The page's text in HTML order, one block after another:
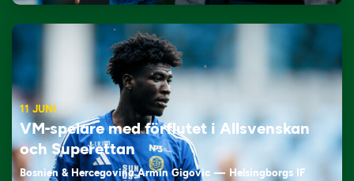
11 JUNI
VM-spelare med förflutet i Allsvenskan
och Superettan
Bosnien & Hercegovina Armin Gigovic — Helsingborgs IF